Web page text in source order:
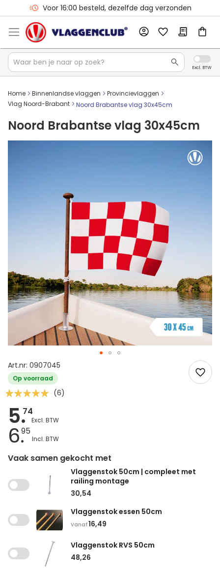
Voor 16:00 besteld, dezelfde dag verzonden
Home Binnenlandse vlaggen
Provincievlaggen
Vlag Noord-Brabant
Noord Brabantse vlag 30x45cm
Noord Brabantse vlag 30x45cm
Art.nr: 0907045
Op voorraad
Waardering:
(6)
5.74
6.95
Vaak samen gekocht met
Vlaggenstok 50cm | compleet met
railing montage
30,54
Vlaggenstok essen 50cm
Vanaf16,49
Vlaggenstok RVS 50cm
48,26